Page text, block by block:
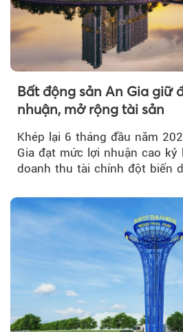
Bất động sản An Gia giữ
nhuận, mở rộng tài sản
Khép lại 6 tháng đầu năm
Gia đạt mức lợi nhuận cao kỷ
doanh thu tài chính đột biến